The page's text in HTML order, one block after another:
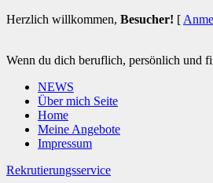
Herzlich willkommen, Besucher! [
Wenn du dich beruflich, persönlich und
NEWS
Über mich Seite
Home
Meine Angebote
Impressum
Rekrutierungsservice